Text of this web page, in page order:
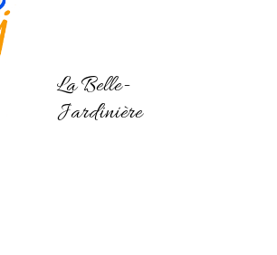
La Belle-
Jardinière